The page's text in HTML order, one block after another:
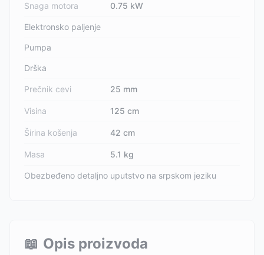
Snaga motora 0.75 kW
Elektronsko paljenje
Pumpa
Drška
Prečnik cevi 25 mm
Visina 125 cm
Širina košenja 42 cm
Masa 5.1 kg
Obezbeđeno detaljno uputstvo na srpskom jeziku
📖 Opis proizvoda